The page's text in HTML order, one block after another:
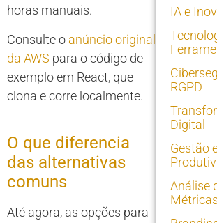
horas manuais.
Consulte o anúncio original
da AWS para o código de
exemplo em React, que
clona e corre localmente.
O que diferencia
das alternativas
comuns
Até agora, as opções para
IA e
RGPD
Digital
Gestão
Análise
Métricas